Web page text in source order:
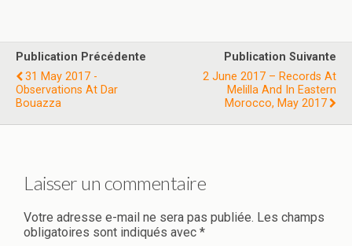
Publication Précédente
31 May 2017 -
Observations At Dar
Bouazza
Publication Suivante
2 June 2017 – Records At
Melilla And In Eastern
Morocco, May 2017
Laisser un commentaire
Votre adresse e-mail ne sera pas publiée. Les champs
obligatoires sont indiqués avec *